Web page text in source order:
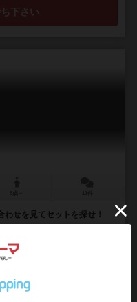
下さい
せを見てセットを探せ！
お気に入り